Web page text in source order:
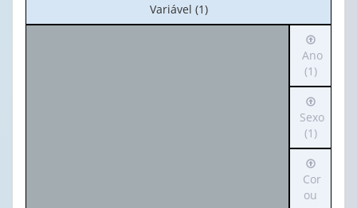
No
cabeçalho:
Variável (1)
Irá
para
o
(possui
apenas
1
valor):
Ano
(1)
Ano
(1)
Irá
para
o
(possui
apenas
1
Sexo
(1)
Irá
para
o
Cor
ou